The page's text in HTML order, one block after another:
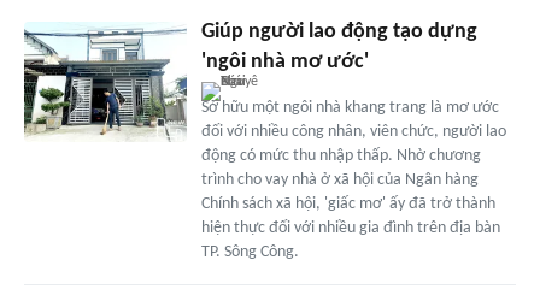
Giúp người lao động tạo dựng
'ngôi nhà mơ ước'
Sở hữu một ngôi nhà khang trang là mơ ước
đối với nhiều công nhân, viên chức, người lao
động có mức thu nhập thấp. Nhờ chương
trình cho vay nhà ở xã hội của Ngân hàng
Chính sách xã hội, 'giấc mơ' ấy đã trở thành
hiện thực đối với nhiều gia đình trên địa bàn
TP. Sông Công.